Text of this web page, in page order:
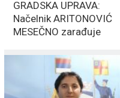
GRADSKA UPRAVA:
Načelnik ARITONOVIĆ
MESEČNO zarađuje